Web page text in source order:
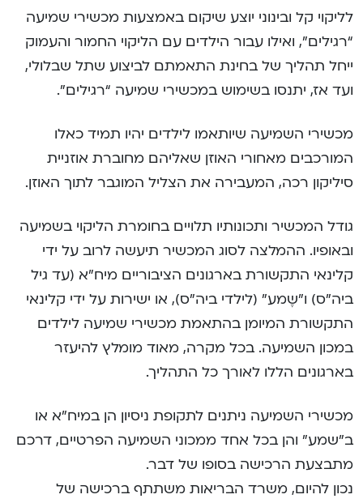
לליקוי קל ובינוני יוצע שיקום באמצעות מכשירי שמיעה
“רגילים”, ואילו עבור הילדים עם הליקוי החמור והעמוק
ייחל תהליך של בחינת התאמתם לביצוע שתל שבלולי,
ועד אז, יתנסו בשימוש במכשירי שמיעה “רגילים”.
מכשירי השמיעה שיותאמו לילדים יהיו תמיד כאלו
המורכבים מאחורי האוזן שאליהם מחוברת אוזניית
סיליקון רכה, המעבירה את הצליל המוגבר לתוך האוזן.
גודל המכשיר ותכונותיו תלויים בחומרת הליקוי בשמיעה
ובאופיו. ההמלצה לסוג המכשיר תיעשה לרוב על ידי
קלינאי התקשורת בארגונים הציבוריים מיח”א (עד גיל
ביה”ס) ו”שֶמע” (לילדי ביה”ס), או ישירות על ידי קלינאי
התקשורת המיומן בהתאמת מכשירי שמיעה לילדים
במכון השמיעה. בכל מקרה, מאוד מומלץ להיעזר
בארגונים הללו לאורך כל התהליך.
מכשירי השמיעה ניתנים לתקופת ניסיון הן במיח”א או
ב”שמע” והן בכל אחד ממכוני השמיעה הפרטיים, דרכם
מתבצעת הרכישה בסופו של דבר.
נכון להיום, משרד הבריאות משתתף ברכישה של